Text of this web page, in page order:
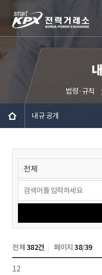
법령·규칙
내규 공개
전체 382건 페이지 38/39
12